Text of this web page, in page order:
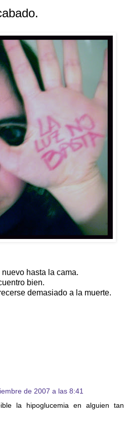
hasta la cama.
bien.
demasiado a la muerte.
de 2007 a las 8:41
la hipoglucemia en alguien tan